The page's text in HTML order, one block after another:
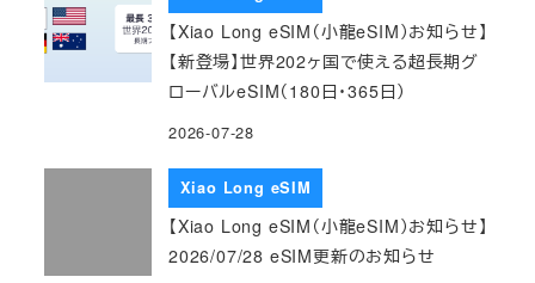
【Xiao Long eSIM（小龍eSIM）お知らせ】
【新登場】世界202ヶ国で使える超長期グ
ローバルeSIM（180日・365日）
2026-07-28
Xiao Long eSIM
【Xiao Long eSIM（小龍eSIM）お知らせ】
2026/07/28 eSIM更新のお知らせ